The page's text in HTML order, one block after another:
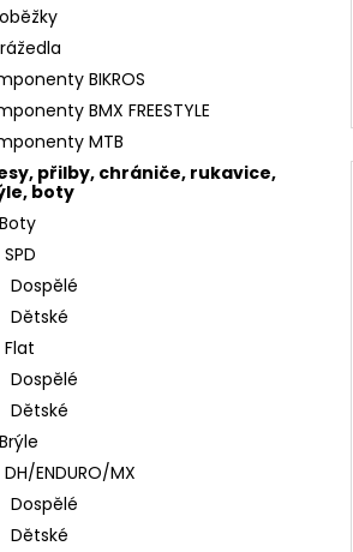
BIKROS
BMX FREESTYLE
MTB
přilby, chrániče, rukavice,
boty
Boty
SPD
Dospělé
Dětské
Flat
Dospělé
Dětské
Brýle
DH/ENDURO/MX
Dospělé
Dětské